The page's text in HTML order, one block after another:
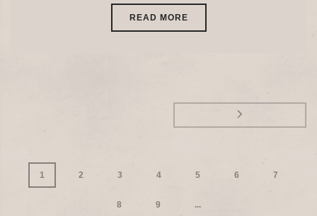
READ MORE
1 2 3 4 5 6 7
8 9 ...